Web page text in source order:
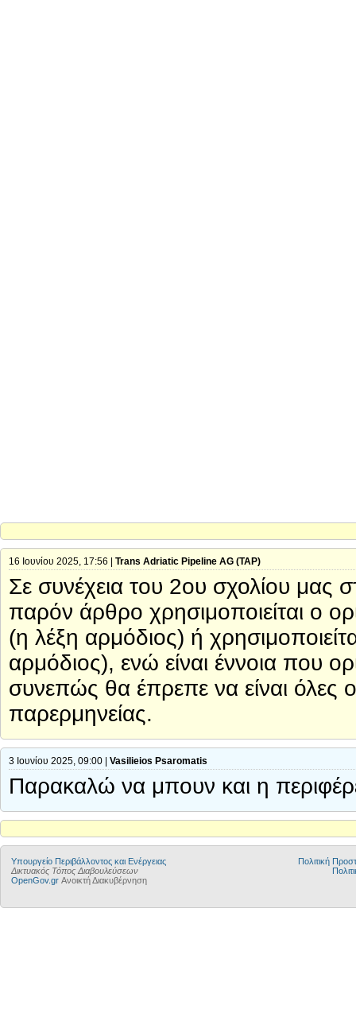
16 Ιουνίου 2025, 17:56 | Trans Adriatic Pipeline AG (TAP)
Σε συνέχεια του 2ου σχολίου μας
παρόν άρθρο χρησιμοποιείται ο
(η λέξη αρμόδιος) ή
αρμόδιος), ενώ είναι έννοια που
συνεπώς θα έπρεπε να είναι όλες
παρερμηνείας.
3 Ιουνίου 2025, 09:00 | Vasilieios Psaromatis
Παρακαλώ να μπουν και η
Yπουργείο Περιβάλλοντος και Ενέργειας
Δικτυακός Τόπος Διαβουλεύσεων
OpenGov.gr Ανοικτή Διακυβέρνηση
Πολιτική